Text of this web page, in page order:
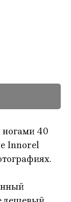
40
Innorel